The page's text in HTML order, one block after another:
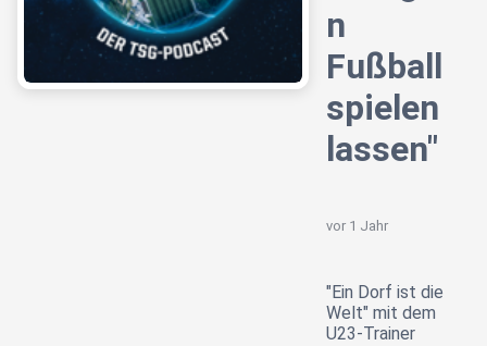
n
Fußball
spielen
lassen"
vor 1 Jahr
"Ein Dorf ist die
Welt" mit dem
U23-Trainer